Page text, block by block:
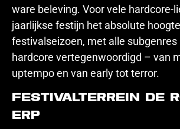
ware beleving. Voor vele hardcore-
jaarlijkse festijn het absolute
festivalseizoen, met alle subgenres
hardcore vertegenwoordigd – van
uptempo en van early tot terror.
Festivalterrein de
Erp